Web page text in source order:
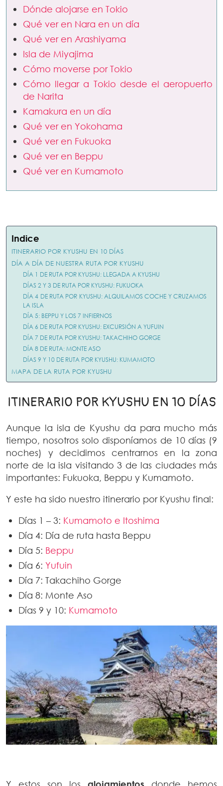
Dónde alojarse en Tokio
Qué ver en Nara en un día
Qué ver en Arashiyama
Isla de Miyajima
Cómo moverse por Tokio
Cómo llegar a Tokio desde el aeropuerto
de Narita
Kamakura en un día
Qué ver en Yokohama
Qué ver en Fukuoka
Qué ver en Beppu
Qué ver en Kumamoto
Indice
ITINERARIO POR KYUSHU EN 10 DÍAS
DÍA A DÍA DE NUESTRA RUTA POR KYUSHU
DÍA 1 DE RUTA POR KYUSHU: LLEGADA A KYUSHU
DÍAS 2 Y 3 DE RUTA POR KYUSHU: FUKUOKA
DÍA 4 DE RUTA POR KYUSHU: ALQUILAMOS COCHE Y CRUZAMOS
LA ISLA
DÍA 5: BEPPU Y LOS 7 INFIERNOS
DÍA 6 DE RUTA POR KYUSHU: EXCURSIÓN A YUFUIN
DÍA 7 DE RUTA POR KYUSHU: TAKACHIHO GORGE
DÍA 8 DE RUTA: MONTE ASO
DÍAS 9 Y 10 DE RUTA POR KYUSHU: KUMAMOTO
MAPA DE LA RUTA POR KYUSHU
ITINERARIO POR KYUSHU EN 10 DÍAS
Aunque la isla de Kyushu da para mucho más
tiempo, nosotros solo disponíamos de 10 días (9
noches) y decidimos centrarnos en la zona
norte de la isla visitando 3 de las ciudades más
importantes: Fukuoka, Beppu y Kumamoto.
Y este ha sido nuestro itinerario por Kyushu final:
Días 1 – 3: Kumamoto e Itoshima
Día 4: Día de ruta hasta Beppu
Día 5: Beppu
Día 6: Yufuin
Día 7: Takachiho Gorge
Día 8: Monte Aso
Días 9 y 10: Kumamoto